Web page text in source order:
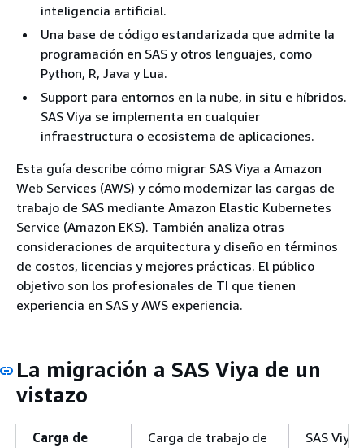
inteligencia artificial.
Una base de código estandarizada que admite la
programación en SAS y otros lenguajes, como
Python, R, Java y Lua.
Support para entornos en la nube, in situ e híbridos.
SAS Viya se implementa en cualquier
infraestructura o ecosistema de aplicaciones.
Esta guía describe cómo migrar SAS Viya a Amazon
Web Services (AWS) y cómo modernizar las cargas de
trabajo de SAS mediante Amazon Elastic Kubernetes
Service (Amazon EKS). También analiza otras
consideraciones de arquitectura y diseño en términos
de costos, licencias y mejores prácticas. El público
objetivo son los profesionales de TI que tienen
experiencia en SAS y AWS experiencia.
La migración a SAS Viya de un
vistazo
Carga de
Carga de trabajo de
SAS Viya